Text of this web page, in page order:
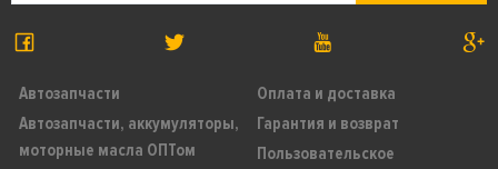
Автозапчасти
Автозапчасти, аккумуляторы,
моторные масла ОПТом
Оплата и доставка
Гарантия и возврат
Пользовательское